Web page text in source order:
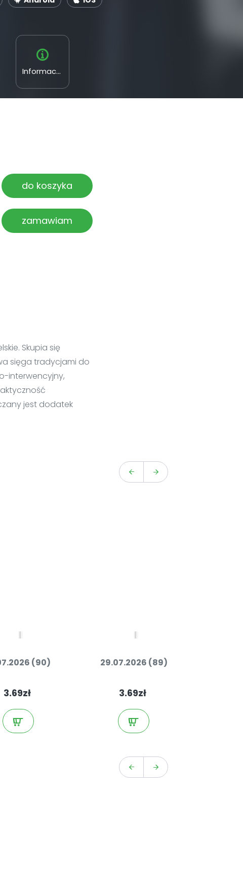
Informacyjne
Skupia się
sięga tradycjami do
interwencyjny,
jest dodatek
(90)
3.69zł
29.07.2026 (89)
3.69zł